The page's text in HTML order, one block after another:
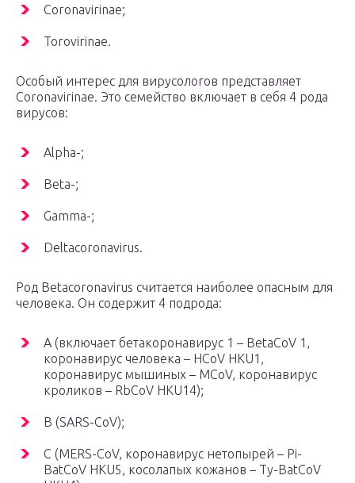
Coronavirinae;
Torovirinae.
Особый интерес для вирусологов представляет
Coronavirinae. Это семейство включает в себя 4 рода
вирусов:
Alpha-;
Beta-;
Gamma-;
Deltacoronavirus.
Род Betacoronavirus считается наиболее опасным для
человека. Он содержит 4 подрода:
A (включает бетакоронавирус 1 – BetaCoV 1,
коронавирус человека – HCoV HKU1,
коронавирус мышиных – MCoV, коронавирус
кроликов – RbCoV HKU14);
B (SARS-CoV);
C (MERS-CoV, коронавирус нетопырей – Pi-
BatCoV HKU5, косолапых кожанов – Ty-BatCoV